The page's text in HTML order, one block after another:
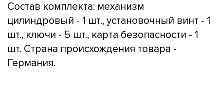
Состав комплекта: механизм
цилиндровый - 1 шт., установочный винт - 1
шт., ключи - 5 шт., карта безопасности - 1
шт. Страна происхождения товара -
Германия.